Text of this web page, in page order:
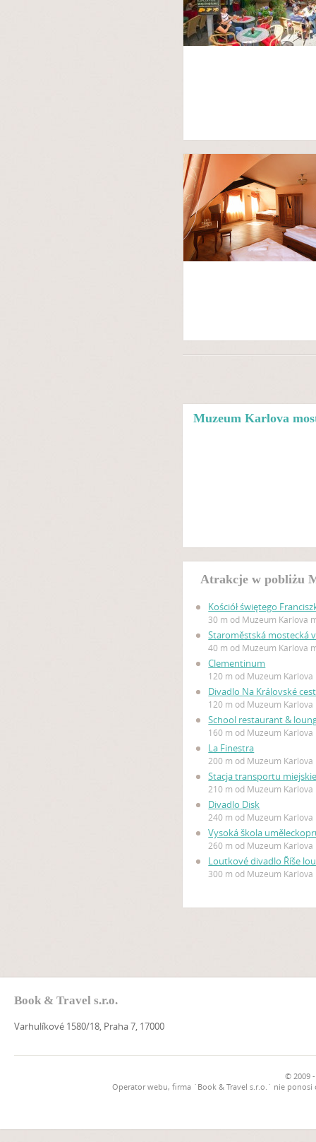
Muzeum Karlova
Atrakcje w pobliżu
Kościół świętego
30 m od Muzeum Karlova
Staroměstská mostecká
40 m od Muzeum Karlova
Clementinum
120 m od Muzeum Karlova
Divadlo Na Královské
120 m od Muzeum Karlova
School restaurant &
160 m od Muzeum Karlova
La Finestra
200 m od Muzeum Karlova
Stacja transportu
210 m od Muzeum Karlova
Divadlo Disk
240 m od Muzeum Karlova
Vysoká škola
260 m od Muzeum Karlova
Loutkové divadlo Říše
300 m od Muzeum Karlova
Book & Travel s.r.o.
Varhulíkové 1580/18, Praha 7, 17000
© 2009
Operator webu, firma `Book & Travel s.r.o.` nie